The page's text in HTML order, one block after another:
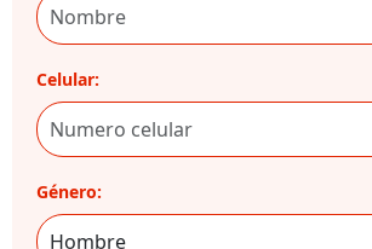
Celular:
Género: